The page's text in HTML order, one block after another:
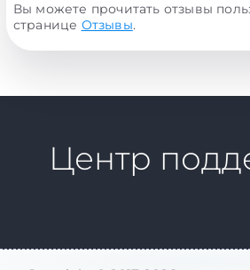
Вы можете прочитать отзывы
странице Отзывы.
Центр